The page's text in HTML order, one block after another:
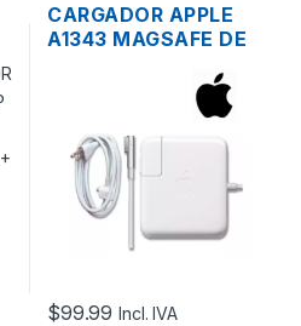
CARGADOR APPLE
A1343 MAGSAFE DE
$99.99 Incl. IVA